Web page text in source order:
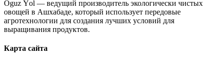
Oguz Ýol — ведущий производитель экологически чистых
овощей в Ашхабаде, который использует передовые
агротехнологии для создания лучших условий для
выращивания продуктов.
Карта сайта